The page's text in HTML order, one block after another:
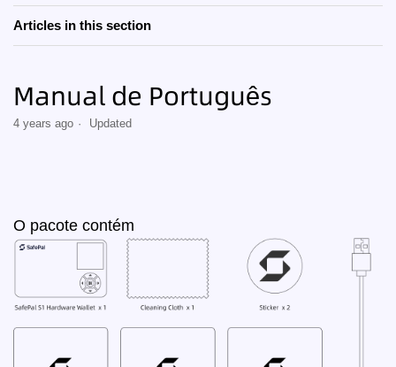
Articles in this section
Manual de Português
4 years ago Updated
O pacote contém